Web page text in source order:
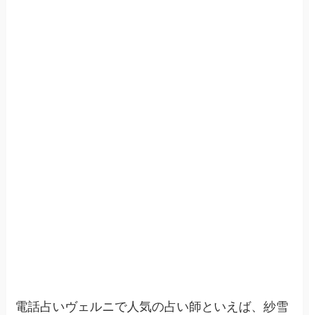
電話占いヴェルニで人気の占い師といえば、紗雪